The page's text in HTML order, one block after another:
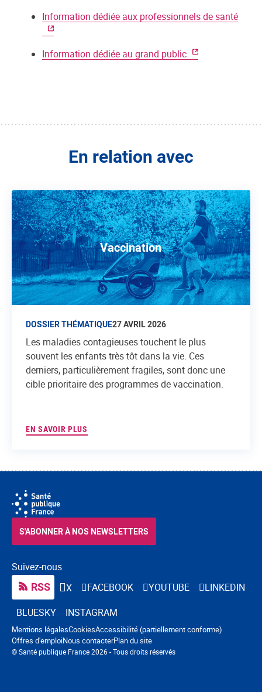
Information dédiée aux professionnels de santé
Information dédiée au grand public
En relation avec
Vaccination
DOSSIER THÉMATIQUE27 AVRIL 2026
Les maladies contagieuses touchent le plus
souvent les enfants très tôt dans la vie. Ces
derniers, particulièrement fragiles, sont donc une
cible prioritaire des programmes de vaccination.
EN SAVOIR PLUS
Suivez-nous
RSS X FACEBOOK YOUTUBE
LINKEDIN
BLUESKY
INSTAGRAM
S'ABONNER À NOS NEWSLETTERS
© Santé publique France 2026 - Tous droits réservés
Navigation pied de page
Mentions légalesCookiesAccessibilité (partiellement conforme)
Offres d'emploiNous contacterPlan du site